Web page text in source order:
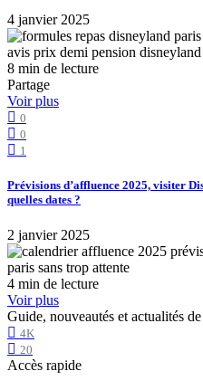
4 janvier 2025
8 min de lecture
Partage
Voir plus
0
0
1
Prévisions d’affluence 2025, visiter
quelles dates ?
2 janvier 2025
4 min de lecture
Voir plus
Guide, nouveautés et actualités
4K
20
Accès rapide